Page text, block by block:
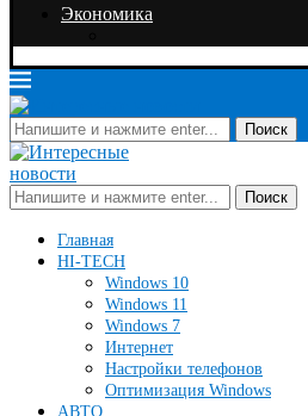
Экономика
Поиск
Поиск
Главная
HI-TECH
Windows 10
Windows 11
Windows 7
Интернет
Настройки телефонов
Оптимизация Windows
АВТО